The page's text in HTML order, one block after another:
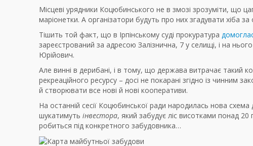
Місцеві урядники Коцюбинського не в змозі зрозуміти, що
маріонетки. А організатори будуть про них згадувати хіба
Тішить той факт, що в Ірпінському суді прокуратура
зареєстрований за адресою Залізнична, 7 у селищі, і на
Юрійович.
Але винні в дерибані, і в тому, що держава витрачає такий
рекреаційного ресурсу – досі не покарані згідно із чинним
й створювати все нові й нові кооперативи.
На останній сесії Коцюбинської ради народилась нова
шукатимуть інвестора, який забудує ліс висотками понад
робиться під конкретного забудовника…